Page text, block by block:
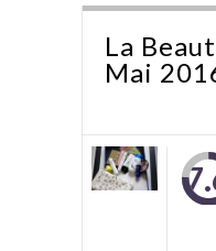
La
Mai